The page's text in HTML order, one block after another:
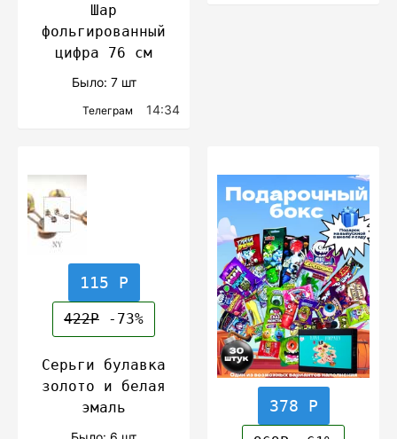
Шар
фольгированный
цифра 76 см
Было: 7 шт
Телеграм 14:34
115 Р
422Р -73%
Серьги булавка
золото и белая
эмаль
378 Р